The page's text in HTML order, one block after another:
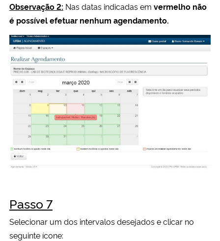
Observação 2: Nas datas indicadas em vermelho não
é possível efetuar nenhum agendamento.
Passo 7
Selecionar um dos intervalos desejados e clicar no
seguinte ícone: